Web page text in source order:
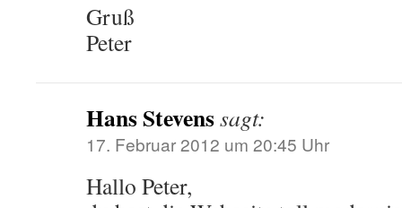
Gruß
Peter
Hans Stevenssagt:
17. Februar 2012 um 20:45 Uhr
Hallo Peter,